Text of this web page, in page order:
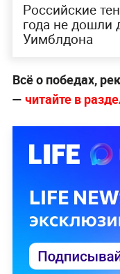
Российские
года не дошли
Уимблдона
Всё о победах,
— читайте в